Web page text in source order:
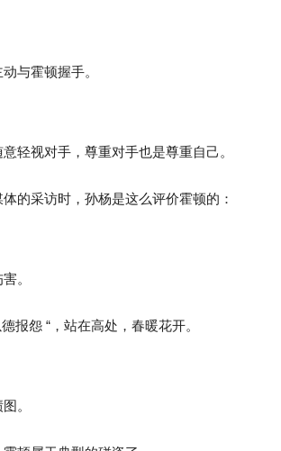
与霍顿握手。
轻视对手，尊重对手也是尊重自己。
的采访时，孙杨是这么评价霍顿的：
。
报怨 “，站在高处，春暖花开。
。